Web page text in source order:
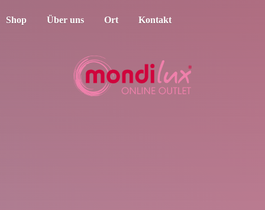
Shop Über uns Ort Kontakt